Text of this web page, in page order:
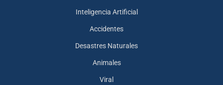
Inteligencia Artificial
Accidentes
Desastres Naturales
Animales
Viral